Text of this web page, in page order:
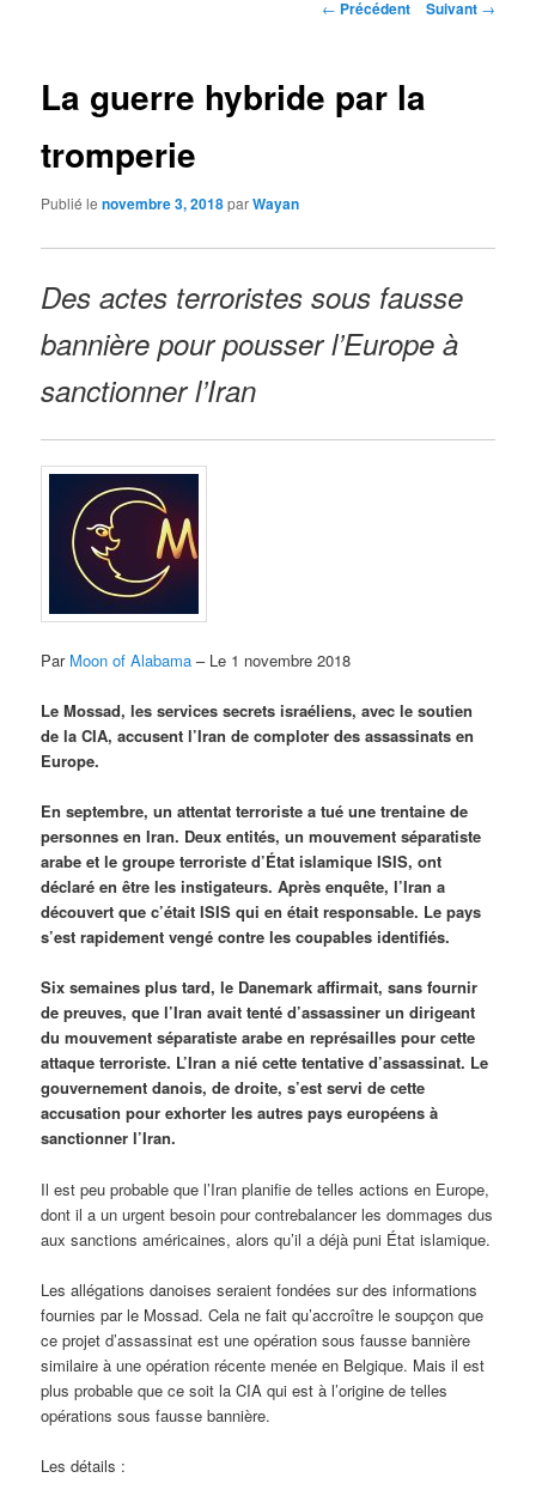
Navigation
← Précédent Suivant →
La guerre hybride par la
tromperie
Publié lenovembre 3, 2018parWayan
Des actes terroristes sous fausse
bannière pour pousser l’Europe à
sanctionner l’Iran
Par Moon of Alabama – Le 1 novembre 2018
Le Mossad, les services secrets israéliens, avec le soutien
de la CIA, accusent l’Iran de comploter des assassinats en
Europe.
En septembre, un attentat terroriste a tué une trentaine de
personnes en Iran. Deux entités, un mouvement séparatiste
arabe et le groupe terroriste d’État islamique ISIS, ont
déclaré en être les instigateurs. Après enquête, l’Iran a
découvert que c’était ISIS qui en était responsable. Le pays
s’est rapidement vengé contre les coupables identifiés.
Six semaines plus tard, le Danemark affirmait, sans fournir
de preuves, que l’Iran avait tenté d’assassiner un dirigeant
du mouvement séparatiste arabe en représailles pour cette
attaque terroriste. L’Iran a nié cette tentative d’assassinat. Le
gouvernement danois, de droite, s’est servi de cette
accusation pour exhorter les autres pays européens à
sanctionner l’Iran.
Il est peu probable que l’Iran planifie de telles actions en Europe,
dont il a un urgent besoin pour contrebalancer les dommages dus
aux sanctions américaines, alors qu’il a déjà puni État islamique.
Les allégations danoises seraient fondées sur des informations
fournies par le Mossad. Cela ne fait qu’accroître le soupçon que
ce projet d’assassinat est une opération sous fausse bannière
similaire à une opération récente menée en Belgique. Mais il est
plus probable que ce soit la CIA qui est à l’origine de telles
opérations sous fausse bannière.
Les détails :